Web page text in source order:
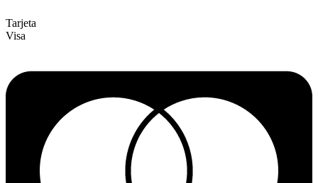
Tarjeta
Visa